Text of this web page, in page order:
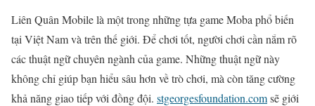
Liên Quân Mobile là một trong những tựa game Moba phổ biến
tại Việt Nam và trên thế giới. Để chơi tốt, người chơi cần nắm rõ
các thuật ngữ chuyên ngành của game. Những thuật ngữ này
không chỉ giúp bạn hiểu sâu hơn về trò chơi, mà còn tăng cường
khả năng giao tiếp với đồng đội. stgeorgesfoundation.comsẽ giới